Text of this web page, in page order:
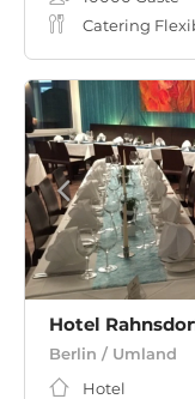
Catering
Hotel
Berlin / Umland
Hotel